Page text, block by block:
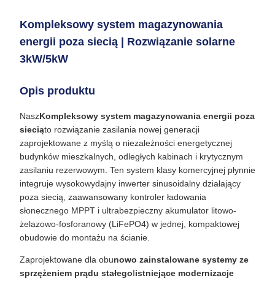
Kompleksowy system magazynowania
energii poza siecią | Rozwiązanie solarne
3kW/5kW
Opis produktu
NaszKompleksowy system magazynowania energii poza
sieciąto rozwiązanie zasilania nowej generacji
zaprojektowane z myślą o niezależności energetycznej
budynków mieszkalnych, odległych kabinach i krytycznym
zasilaniu rezerwowym. Ten system klasy komercyjnej płynnie
integruje wysokowydajny inwerter sinusoidalny działający
poza siecią, zaawansowany kontroler ładowania
słonecznego MPPT i ultrabezpieczny akumulator litowo-
żelazowo-fosforanowy (LiFePO4) w jednej, kompaktowej
obudowie do montażu na ścianie.
Zaprojektowane dla obunowo zainstalowane systemy ze
sprzężeniem prądu stałegoIistniejące modernizacje